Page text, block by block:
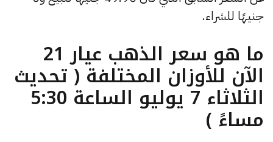
جنيهًا للشراء.
ما هو سعر الذهب عيار 21
الآن للأوزان المختلفة ( تحديث
الثلاثاء 7 يوليو الساعة 5:30
مساءً )